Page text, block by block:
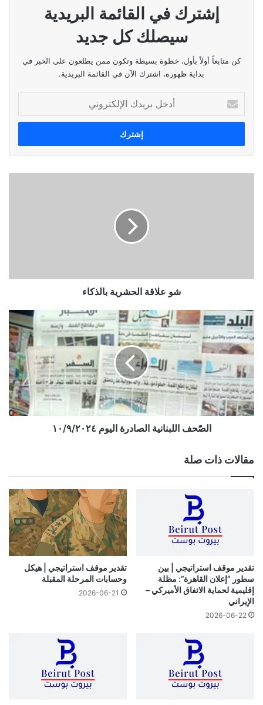
إشترك في القائمة البريدية
سيصلك كل جديد
كن متابعاً أولاً بأول، خطوة بسيطة وتكون ممن يطلعون على الخبر في
بداية ظهوره، اشترك الآن في القائمة البريدية.
بريدك
الإلكتروني
شو علاقة الحشرية بالذكاء
الصّحف
اللبنانية
الصادرة
اليوم
١٠/٩/٢٠٢٤
الصّحف اللبنانية الصادرة اليوم ١٠/٩/٢٠٢٤
مقالات ذات صلة
تقدير موقف استراتيجي | بين
سطور “إعلان القاهرة”: مظلة
إقليمية لحماية الاتفاق الأميركي –
الإيراني
2026-06-22
تقدير موقف استراتيجي | هيكل
وحسابات المرحلة المقبلة
2026-06-21